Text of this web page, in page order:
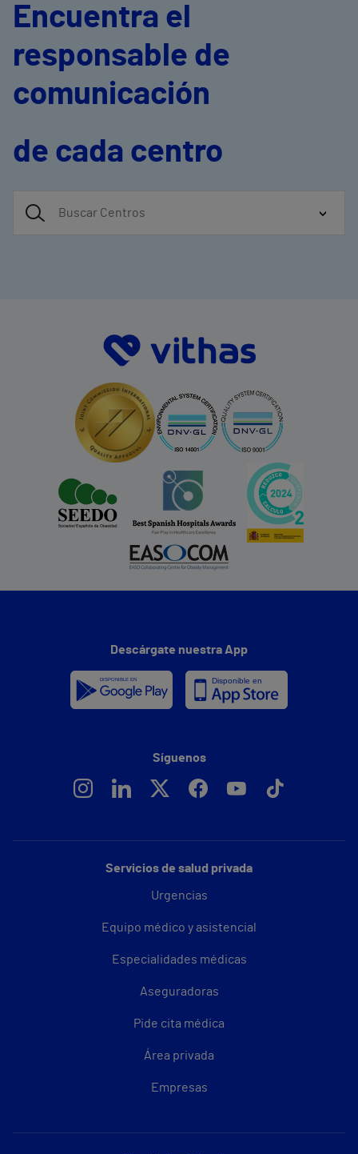
Encuentra el
responsable de
comunicación
de cada centro
Servicios de salud privada
Urgencias
Equipo médico y asistencial
Especialidades médicas
Aseguradoras
Pide cita médica
Área privada
Empresas
Descárgate nuestra App
Síguenos